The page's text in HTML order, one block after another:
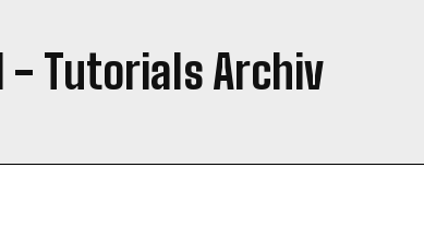
- Tutorials Archiv